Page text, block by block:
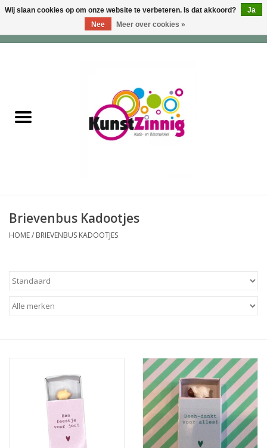
Wonen & Lifestyle
Tassen & Portemonnees
Kinderen
Stationery & Gifts
Hebbedingen
Brievenbus Kadootjes
HOME/ BRIEVENBUS KADOOTJES
Wij slaan cookies op om onze website te verbeteren. Is dat akkoord?
Ja
Nee
Meer over cookies »